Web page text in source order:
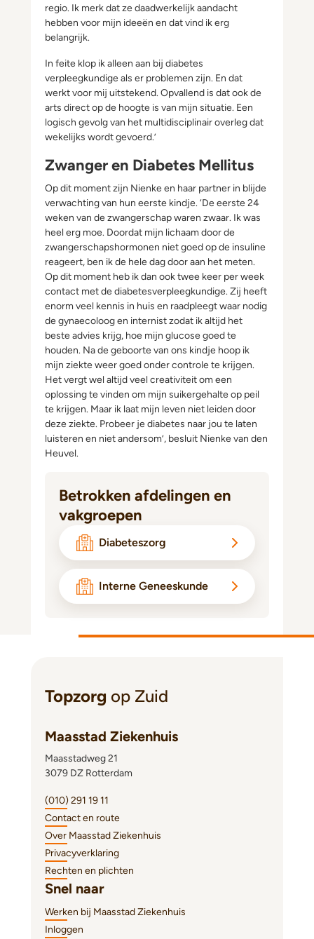
regio. Ik merk dat ze daadwerkelijk aandacht
hebben voor mijn ideeën en dat vind ik erg
belangrijk.
In feite klop ik alleen aan bij diabetes
verpleegkundige als er problemen zijn. En dat
werkt voor mij uitstekend. Opvallend is dat ook de
arts direct op de hoogte is van mijn situatie. Een
logisch gevolg van het multidisciplinair overleg dat
wekelijks wordt gevoerd.’
Zwanger en Diabetes Mellitus
Op dit moment zijn Nienke en haar partner in blijde
verwachting van hun eerste kindje. ‘De eerste 24
weken van de zwangerschap waren zwaar. Ik was
heel erg moe. Doordat mijn lichaam door de
zwangerschapshormonen niet goed op de insuline
reageert, ben ik de hele dag door aan het meten.
Op dit moment heb ik dan ook twee keer per week
contact met de diabetesverpleegkundige. Zij heeft
enorm veel kennis in huis en raadpleegt waar nodig
de gynaecoloog en internist zodat ik altijd het
beste advies krijg, hoe mijn glucose goed te
houden. Na de geboorte van ons kindje hoop ik
mijn ziekte weer goed onder controle te krijgen.
Het vergt wel altijd veel creativiteit om een
oplossing te vinden om mijn suikergehalte op peil
te krijgen. Maar ik laat mijn leven niet leiden door
deze ziekte. Probeer je diabetes naar jou te laten
luisteren en niet andersom’, besluit Nienke van den
Heuvel.
Betrokken afdelingen en
vakgroepen
Diabeteszorg
Interne Geneeskunde
Topzorg op Zuid
Maasstad Ziekenhuis
Maasstadweg 21
3079 DZ Rotterdam
(010) 291 19 11
Contact en route
Over Maasstad Ziekenhuis
Privacyverklaring
Rechten en plichten
Snel naar
Werken bij Maasstad Ziekenhuis
Inloggen